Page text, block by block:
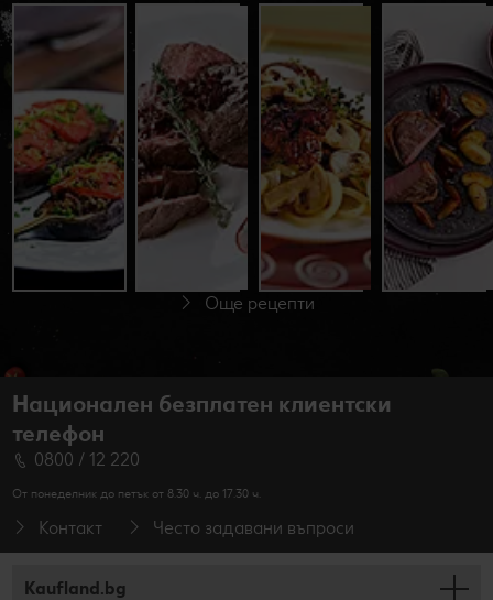
патладжани
с телешко
До 60 минути
Начинаещи
стек с
винен сос
До 60 минути
Напреднали
Пълнено
телешко
филе с лук
До 60 минути
Начинаещи
Още рецепти
Национален безплатен клиентски
телефон
0800 / 12 220
От понеделник до петък от 8.30 ч. до 17.30 ч.
Контакт Често задавани въпроси
Kaufland.bg